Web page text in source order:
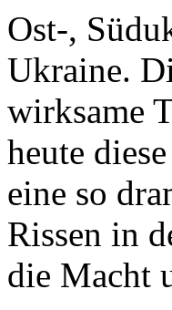
Ost-,
Ukraine.
wirksame
heute
eine so
Rissen in
die Macht